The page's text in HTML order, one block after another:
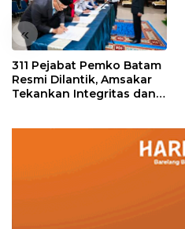
«
311 Pejabat Pemko Batam
Resmi Dilantik, Amsakar
Tekankan Integritas dan